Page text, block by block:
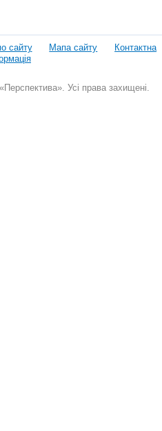
сайту Мапа сайту
Контактна
Усі права захищені.